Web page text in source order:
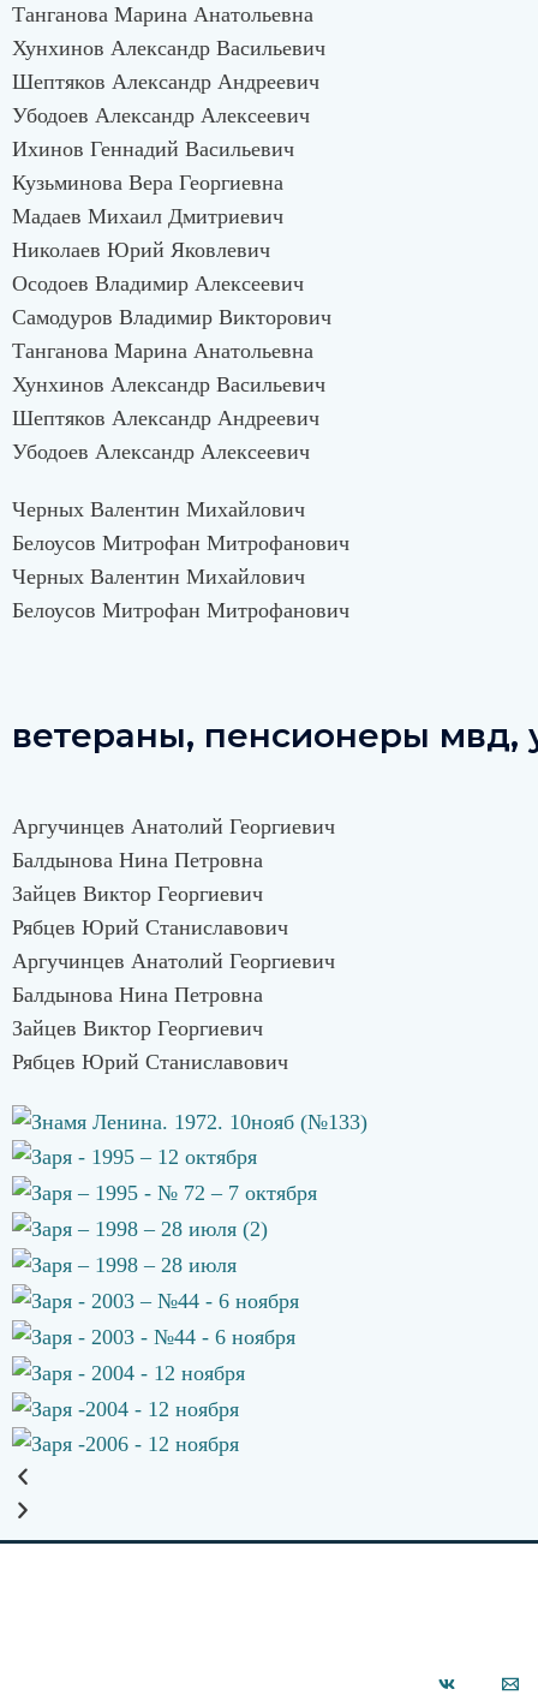
Танганова Марина Анатольевна
Хунхинов Александр Васильевич
Шептяков Александр Андреевич
Убодоев Александр Алексеевич
Ихинов Геннадий Васильевич
Кузьминова Вера Георгиевна
Мадаев Михаил Дмитриевич
Николаев Юрий Яковлевич
Осодоев Владимир Алексеевич
Самодуров Владимир Викторович
Танганова Марина Анатольевна
Хунхинов Александр Васильевич
Шептяков Александр Андреевич
Убодоев Александр Алексеевич
Черных Валентин Михайлович
Белоусов Митрофан Митрофанович
Черных Валентин Михайлович
Белоусов Митрофан Митрофанович
ветераны, пенсионеры мвд,
Аргучинцев Анатолий Георгиевич
Балдынова Нина Петровна
Зайцев Виктор Георгиевич
Рябцев Юрий Станиславович
Аргучинцев Анатолий Георгиевич
Балдынова Нина Петровна
Зайцев Виктор Георгиевич
Рябцев Юрий Станиславович